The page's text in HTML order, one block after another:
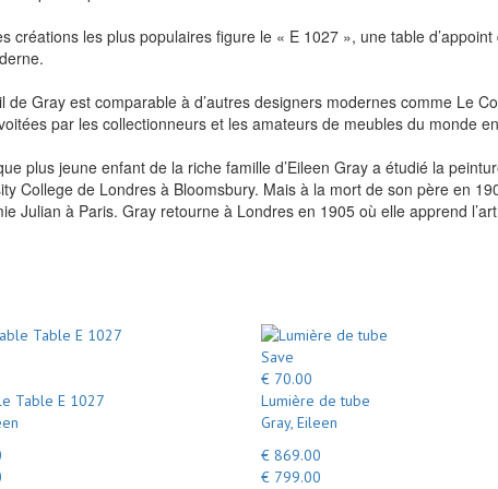
créations les plus populaires figure le « E 1027 », une table
de Gray est comparable à d’autres designers modernes comme Le
par les collectionneurs et les amateurs de meubles du monde
plus jeune enfant de la riche famille d’Eileen Gray a étudié la
College de Londres à Bloomsbury. Mais à la mort de son père en
Julian à Paris. Gray retourne à Londres en 1905 où elle apprend
Table E 1027
Save
€ 70.00
Lumière de tube
Gray, Eileen
€ 869.00
€ 799.00